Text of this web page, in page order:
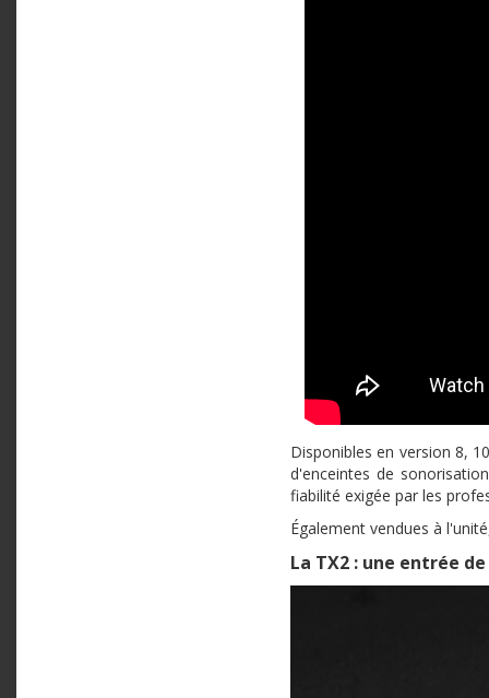
Disponibles en version 8,
d'enceintes de
fiabilité exigée par les
Également vendues à
La TX2 : une entrée